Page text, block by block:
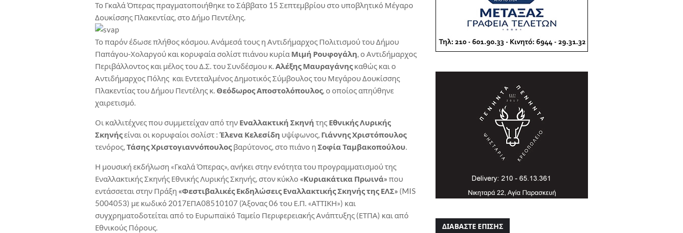
Το Γκαλά Όπερας πραγματοποιήθηκε το Σάββατο 15 Σεπτεμβρίου στο υποβλητικό Μέγαρο
Δουκίσσης Πλακεντίας, στο Δήμο Πεντέλης.
Το παρόν έδωσε πλήθος κόσμου. Ανάμεσά τους η Αντιδήμαρχος Πολιτισμού του Δήμου
Παπάγου-Χολαργού και κορυφαία σολίστ πιάνου κυρία Μιμή Ρουφογάλη, ο Αντιδήμαρχος
Περιβάλλοντος και μέλος του Δ.Σ. του Συνδέσμου κ.Αλέξης Μαυραγάνης καθώς και ο
Αντιδήμαρχος Πόλης και Εντεταλμένος Δημοτικός Σύμβουλος του Μεγάρου Δουκίσσης
Πλακεντίας του Δήμου Πεντέλης κ. Θεόδωρος Αποστολόπουλος, ο οποίος απηύθηνε
χαιρετισμό.
Οι καλλιτέχνες που συμμετείχαν από την Εναλλακτική Σκηνή της Εθνικής Λυρικής
Σκηνήςείναι οι κορυφαίοι σολίστ : Έλενα Κελεσίδη υψίφωνος, Γιάννης Χριστόπουλος
τενόρος,Τάσης Χριστογιαννόπουλος βαρύτονος, στο πιάνο η Σοφία Ταμβακοπούλου.
Η μουσική εκδήλωση «Γκαλά Όπερας», ανήκει στην ενότητα του προγραμματισμού της
Εναλλακτικής Σκηνής Εθνικής Λυρικής Σκηνής, στον κύκλο «Κυριακάτικα Πρωινά»που
εντάσσεται στην Πράξη «Φεστιβαλικές Εκδηλώσεις Εναλλακτικής Σκηνής της ΕΛΣ» (MIS
5004053) με κωδικό 2017ΕΠΑ08510107 (Άξονας 06 του Ε.Π. «ΑΤΤΙΚΗ») και
συγχρηματοδοτείται από το Ευρωπαϊκό Ταμείο Περιφερειακής Ανάπτυξης (ΕΤΠΑ) και από
Εθνικούς Πόρους.
ΔΙΑΒΑΣΤΕ ΕΠΙΣΗΣ